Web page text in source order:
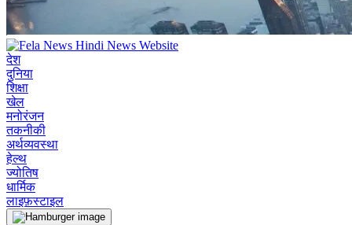
देश
दुनिया
शिक्षा
खेल
मनोरंजन
तकनीकी
अर्थव्यवस्था
हेल्थ
ज्योतिष
धार्मिक
लाइफ़स्टाइल